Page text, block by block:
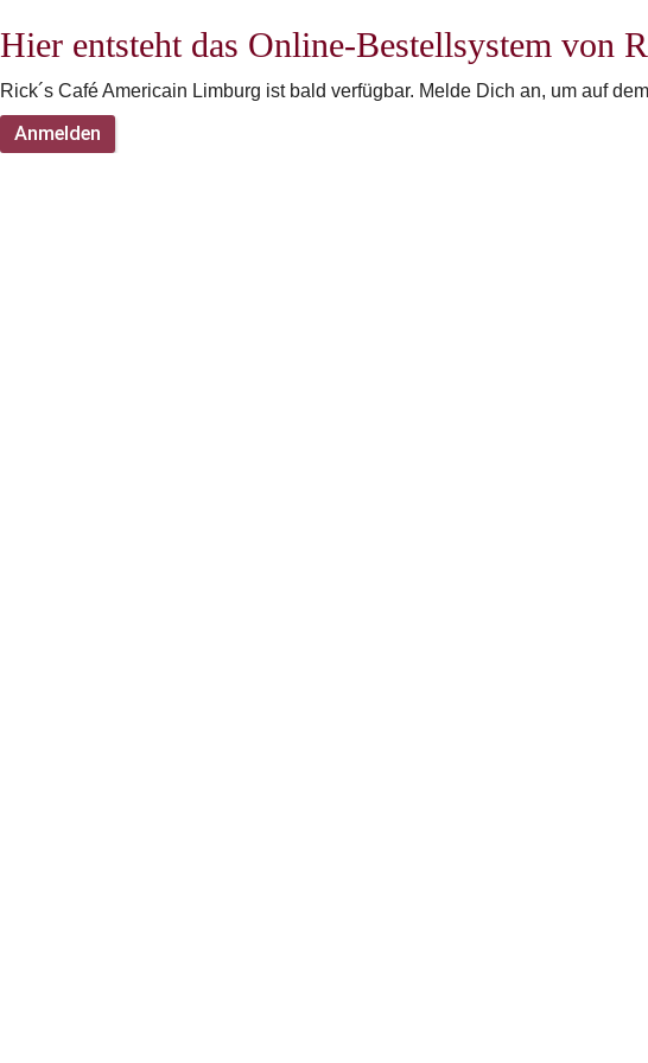
Hier entsteht das Online-Bestellsystem von
Rick´s Café Americain Limburg ist bald verfügbar. Melde Dich an, um auf
Anmelden